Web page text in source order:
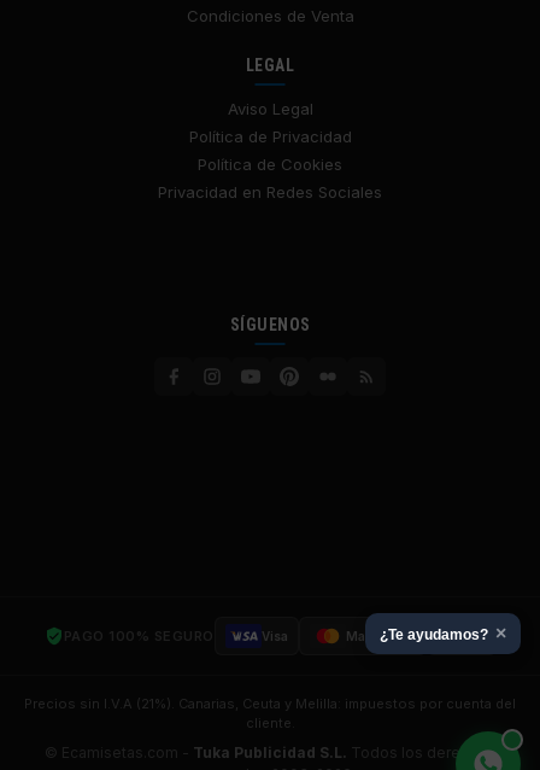
Condiciones de Venta
LEGAL
Aviso Legal
Política de Privacidad
Política de Cookies
Privacidad en Redes Sociales
SÍGUENOS
PAGO 100% SEGURO Visa Mastercard SSL
Precios sin I.V.A (21%). Canarias, Ceuta y Melilla: impuestos por cuenta del
cliente.
© Ecamisetas.com - Tuka Publicidad S.L. Todos los derechos
¿Te ayudamos? ×